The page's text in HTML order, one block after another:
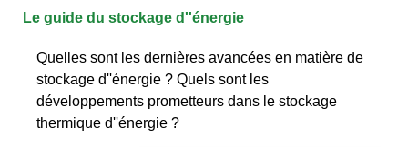
Le guide du stockage d''énergie
Quelles sont les dernières avancées en matière de
stockage d''énergie ? Quels sont les
développements prometteurs dans le stockage
thermique d''énergie ?